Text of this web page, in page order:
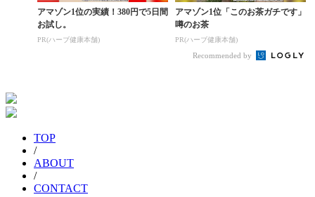
アマゾン1位の実績！380円で5日間
お試し。
PR(ハーブ健康本舗)
アマゾン1位「このお茶ガチです」
噂のお茶
PR(ハーブ健康本舗)
Recommended by
TOP
/
ABOUT
/
CONTACT